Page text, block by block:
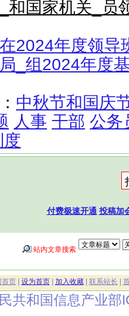
和国家机关_员
在2024年度领导
局_组2024年度
中秋节和国庆
人事 干部 公务
度
付费极速开通 投稿加
站内文章搜索
首页| 设为首页| 加入收藏| 联系站长
共和国信息产业部